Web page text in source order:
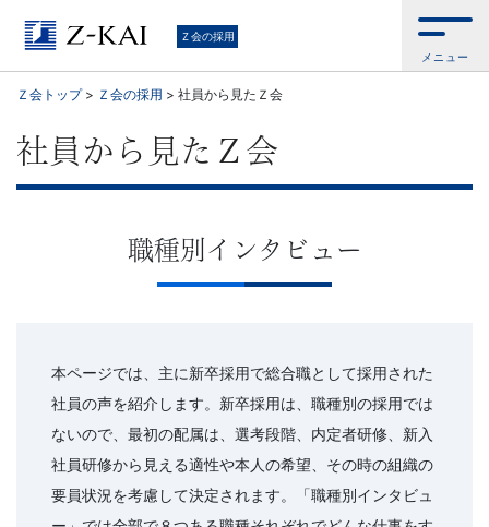
Ｚ
会
の
採
Web
Ｚ会の採用
メニュー
Ｚ会トップ> Ｚ会の採用 > 社員から見たＺ会
社員から見たＺ会
職種別インタビュー
本ページでは、主に新卒採用で総合職として採用された
社員の声を紹介します。新卒採用は、職種別の採用では
ないので、最初の配属は、選考段階、内定者研修、新入
社員研修から見える適性や本人の希望、その時の組織の
要員状況を考慮して決定されます。「職種別インタビュ